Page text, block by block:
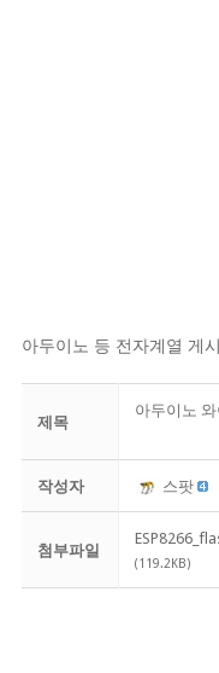
아두이노 등 전자계열 게
제목
아두이노 와
작성자 스팟
첨부파일
(119.2KB)